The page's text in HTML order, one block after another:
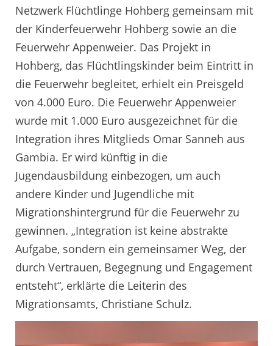
Netzwerk Flüchtlinge Hohberg gemeinsam mit
der Kinderfeuerwehr Hohberg sowie an die
Feuerwehr Appenweier. Das Projekt in
Hohberg, das Flüchtlingskinder beim Eintritt in
die Feuerwehr begleitet, erhielt ein Preisgeld
von 4.000 Euro. Die Feuerwehr Appenweier
wurde mit 1.000 Euro ausgezeichnet für die
Integration ihres Mitglieds Omar Sanneh aus
Gambia. Er wird künftig in die
Jugendausbildung einbezogen, um auch
andere Kinder und Jugendliche mit
Migrationshintergrund für die Feuerwehr zu
gewinnen. „Integration ist keine abstrakte
Aufgabe, sondern ein gemeinsamer Weg, der
durch Vertrauen, Begegnung und Engagement
entsteht“, erklärte die Leiterin des
Migrationsamts, Christiane Schulz.